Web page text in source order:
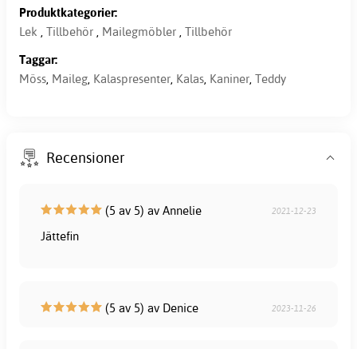
Produktkategorier:
Lek , Tillbehör , Mailegmöbler , Tillbehör
Taggar:
Möss, Maileg, Kalaspresenter, Kalas, Kaniner, Teddy
Recensioner
(5 av 5) av Annelie 2021-12-23
Jättefin
(5 av 5) av Denice 2023-11-26